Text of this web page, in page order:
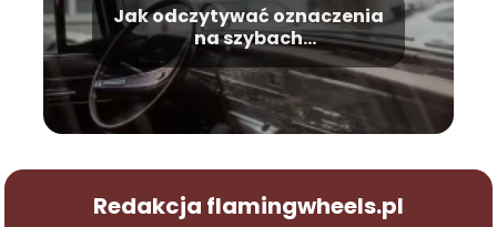
Jak odczytywać oznaczenia
na szybach
samochodowych?
Redakcja flamingwheels.pl